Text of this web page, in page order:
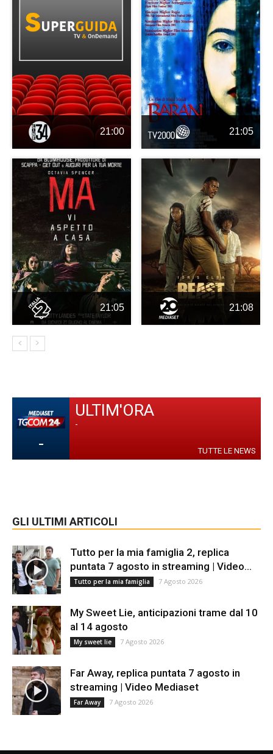
21:00 21:05
21:05 21:08
-
ULTIM'ORA
-
TUTTE LE NEWS
GLI ULTIMI ARTICOLI
Tutto per la mia famiglia 2, replica
puntata 7 agosto in streaming | Video...
Tutto per la mia famiglia 7 Agosto 2026
My Sweet Lie, anticipazioni trame dal 10
al 14 agosto
My sweet lie 7 Agosto 2026
Far Away, replica puntata 7 agosto in
streaming | Video Mediaset
Far Away 7 Agosto 2026